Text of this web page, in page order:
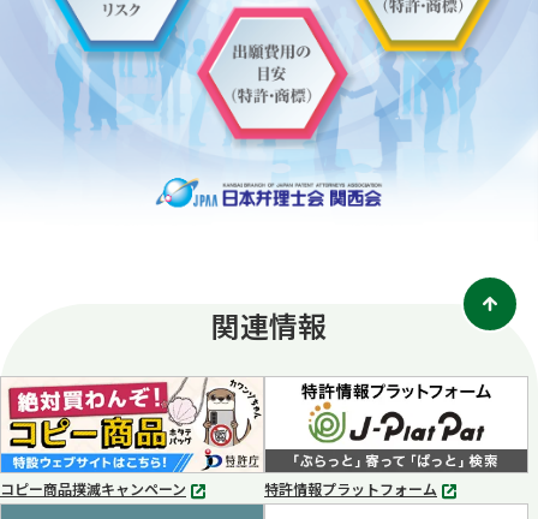
関連情報
コピー商品撲滅キャンペーン
別
特許情報プラットフォーム
別